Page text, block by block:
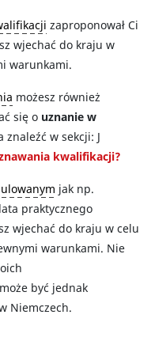
zaproponował Ci
wjechać do kraju w
warunkami.
możesz również
się o uznanie w
w sekcji: J
kwalifikacji?
jak np.
praktycznego
wjechać do kraju w celu
warunkami. Nie
być jednak
Niemczech.